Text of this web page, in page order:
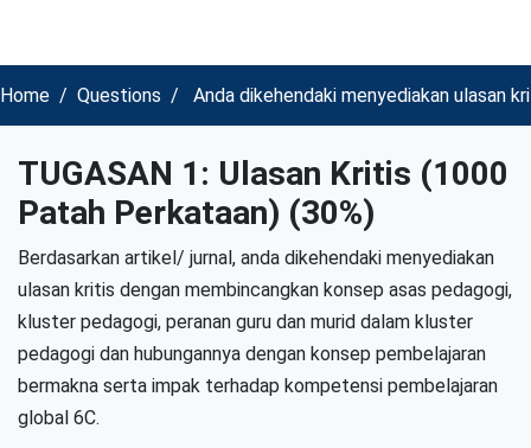
Home Questions Anda dikehendaki menyediakan ulasan
TUGASAN 1: Ulasan Kritis (1000
Patah Perkataan) (30%)
Berdasarkan artikel/ jurnal, anda dikehendaki menyediakan
ulasan kritis dengan membincangkan konsep asas pedagogi,
kluster pedagogi, peranan guru dan murid dalam kluster
pedagogi dan hubungannya dengan konsep pembelajaran
bermakna serta impak terhadap kompetensi pembelajaran
global 6C.